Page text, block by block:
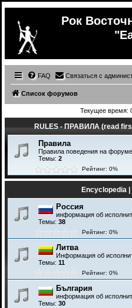
Рок
FAQ Связаться с
Список форумов
Текущее время:
RULES - ПРАВИЛА (read
Правила
Правила поведения на форуме
Темы: 2
Рейтинг: 0%
Encyclopedia
Россия
информация об
Темы: 38
Рейтинг: 0%
Литва
Информация об
Темы: 11
Рейтинг: 0%
България
информация об
Темы: 30